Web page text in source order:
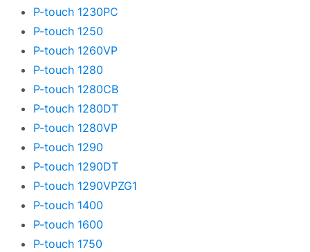
P-touch 1230PC
P-touch 1250
P-touch 1260VP
P-touch 1280
P-touch 1280CB
P-touch 1280DT
P-touch 1280VP
P-touch 1290
P-touch 1290DT
P-touch 1290VPZG1
P-touch 1400
P-touch 1600
P-touch 1750